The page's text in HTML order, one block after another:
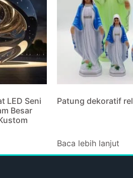
LED Seni
Besar
Patung dekoratif
Baca lebih lanjut